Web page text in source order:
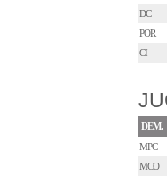
DC
POR
CI
DEM.
MPC
MCO